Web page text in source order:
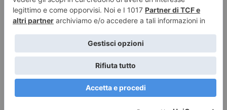
© 2026 Le Fiamme di Pompei – Recensioni di libri e articoli
Privacy e Cookies